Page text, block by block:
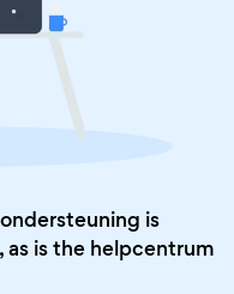
is
as is the helpcentrum